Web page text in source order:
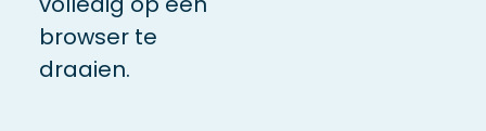
browser te
draaien.